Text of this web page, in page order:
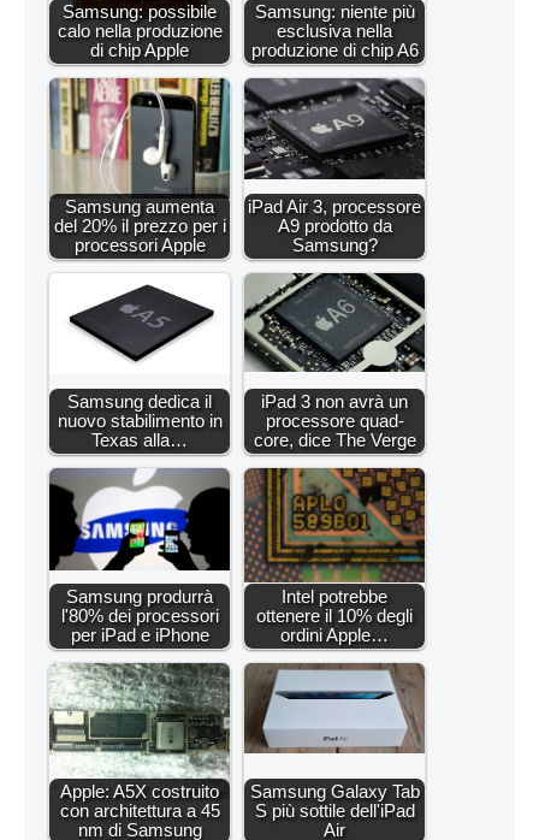
Samsung: possibile
calo nella produzione
di chip Apple
Samsung: niente più
esclusiva nella
produzione di chip A6
Samsung aumenta
del 20% il prezzo per i
processori Apple
iPad Air 3, processore
A9 prodotto da
Samsung?
Samsung dedica il
nuovo stabilimento in
Texas alla…
iPad 3 non avrà un
processore quad-
core, dice The Verge
Samsung produrrà
l'80% dei processori
per iPad e iPhone
Intel potrebbe
ottenere il 10% degli
ordini Apple…
Apple: A5X costruito
con architettura a 45
nm di Samsung
Samsung Galaxy Tab
S più sottile dell'iPad
Air